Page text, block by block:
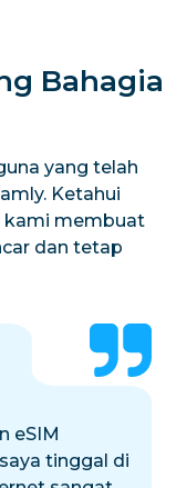
Bahagia
yang telah
Ketahui
kami membuat
dan tetap
eSIM
tinggal di